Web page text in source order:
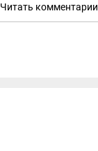
Читать комментарии